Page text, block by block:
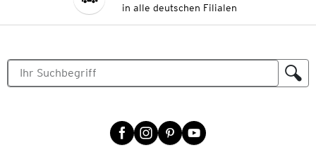
in alle deutschen Filialen